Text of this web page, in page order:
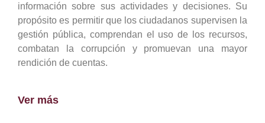
información sobre sus actividades y decisiones. Su
propósito es permitir que los ciudadanos supervisen la
gestión pública, comprendan el uso de los recursos,
combatan la corrupción y promuevan una mayor
rendición de cuentas.
Ver más